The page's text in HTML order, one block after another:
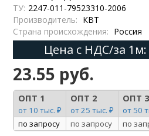
ТУ: 2247-011-79523310-2006
Производитель: КВТ
Страна происхождения: Россия
Цена с НДС/за 1м:
23.55 руб.
ОПТ 1
от 10 тыс. ₽
ОПТ 2
от 25 тыс. ₽
ОПТ 3
от 50
по запросу
по запросу по